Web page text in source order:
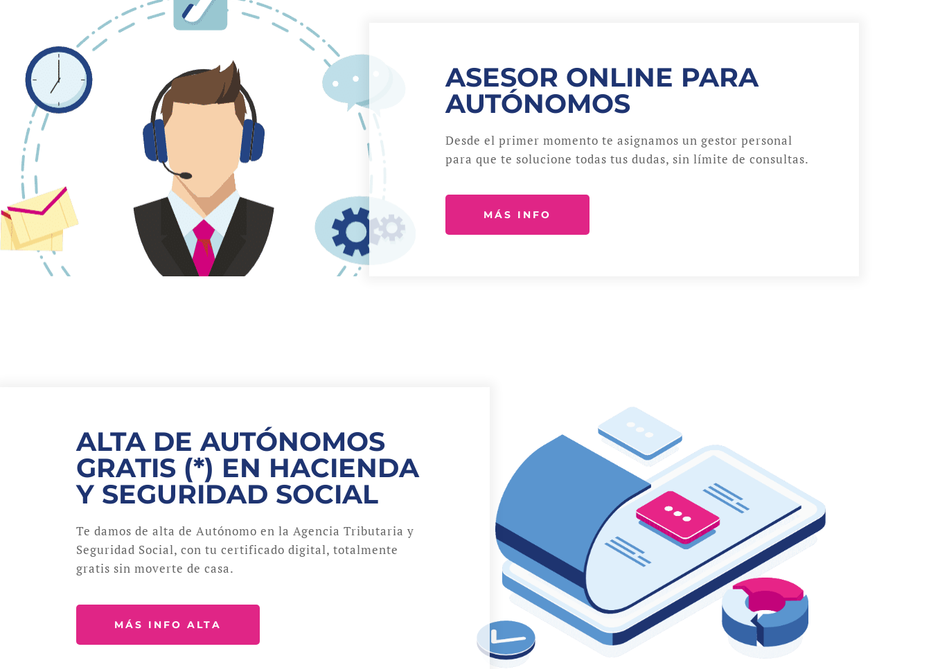
ASESOR ONLINE PARA
AUTÓNOMOS
Desde el primer momento te asignamos un gestor personal
para que te solucione todas tus dudas, sin límite de consultas.
MÁS INFO
ALTA DE AUTÓNOMOS
GRATIS (*) EN HACIENDA
Y SEGURIDAD SOCIAL
Te damos de alta de Autónomo en la Agencia Tributaria y
Seguridad Social, con tu certificado digital, totalmente
gratis sin moverte de casa.
MÁS INFO ALTA